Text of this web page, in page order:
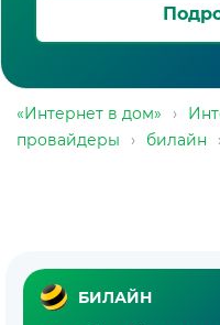
«Интернет в дом» ›
провайдеры
› билайн ›
Пакет
БИЛАЙН